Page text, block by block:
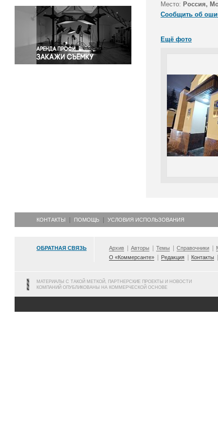
Светская жизнь
Спорт
Экология
Экономика и бизнес
Место: Россия,
Сообщить об
Ещё фото
КОНТАКТЫ ПОМОЩЬ УСЛОВИЯ ИСПОЛЬЗОВАНИЯ
ОБРАТНАЯ СВЯЗЬ Архив Авторы Темы Справочники
О «Коммерсанте»
Редакция Контакты
МАТЕРИАЛЫ С ТАКОЙ МЕТКОЙ, ПАРТНЕРСКИЕ ПРОЕКТЫ И НОВОСТИ
КОМПАНИЙ ОПУБЛИКОВАНЫ НА КОММЕРЧЕСКОЙ ОСНОВЕ